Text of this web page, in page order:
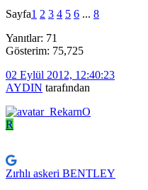
Sayfa1 2 3 4 5 6 ... 8
Yanıtlar: 71
Gösterim: 75,725
02 Eylül 2012, 12:40:23
AYDIN tarafından
R
Zırhlı askeri BENTLEY